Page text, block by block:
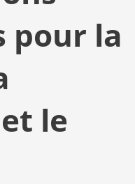
pour la
le